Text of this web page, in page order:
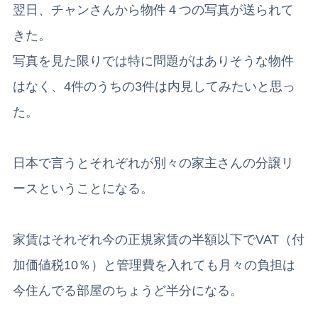
翌日、チャンさんから物件４つの写真が送られて
きた。
写真を見た限りでは特に問題がはありそうな物件
はなく、4件のうちの3件は内見してみたいと思っ
た。
日本で言うとそれぞれが別々の家主さんの分譲リ
ースということになる。
家賃はそれぞれ今の正規家賃の半額以下でVAT（付
加価値税10％）と管理費を入れても月々の負担は
今住んでる部屋のちょうど半分になる。